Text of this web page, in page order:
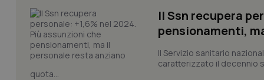
Il Ssn recupera
pensionamenti,
Il Servizio sanitario
caratterizzato il decennio
quota...
_ga_KM60CM4NPH